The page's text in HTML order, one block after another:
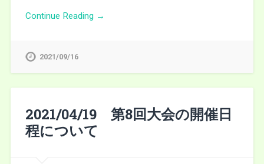
Continue Reading →
2021/09/16
2021/04/19 第8回大会の開催日
程について